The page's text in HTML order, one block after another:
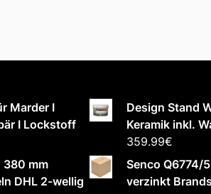
Marder I
I Lockstoff
mm
DHL 2-wellig
Design Stand
Keramik inkl.
359.99€
Senco Q6774/
verzinkt